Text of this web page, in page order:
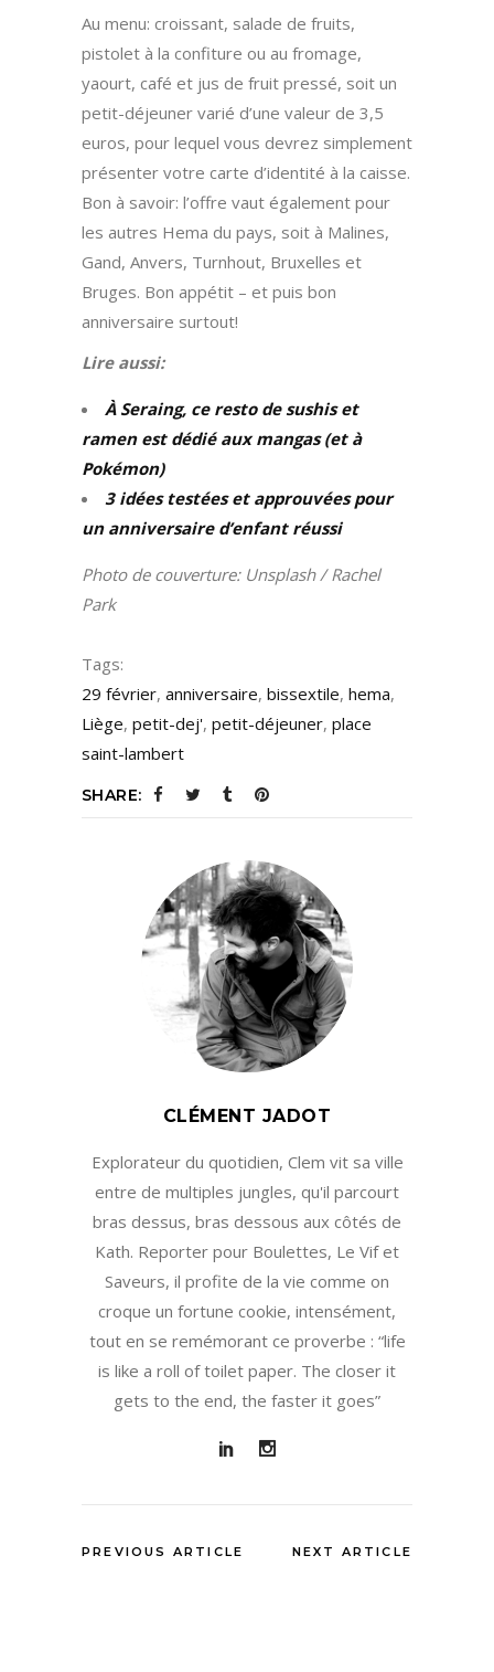
Au menu: croissant, salade de fruits,
pistolet à la confiture ou au fromage,
yaourt, café et jus de fruit pressé, soit un
petit-déjeuner varié d’une valeur de 3,5
euros, pour lequel vous devrez simplement
présenter votre carte d’identité à la caisse.
Bon à savoir: l’offre vaut également pour
les autres Hema du pays, soit à Malines,
Gand, Anvers, Turnhout, Bruxelles et
Bruges. Bon appétit – et puis bon
anniversaire surtout!
Lire aussi:
À Seraing, ce resto de sushis et
ramen est dédié aux mangas (et à
Pokémon)
3 idées testées et approuvées pour
un anniversaire d’enfant réussi
Photo de couverture: Unsplash / Rachel
Park
Tags:
29 février, anniversaire, bissextile, hema,
Liège, petit-dej', petit-déjeuner, place
saint-lambert
SHARE:
CLÉMENT JADOT
Explorateur du quotidien, Clem vit sa ville
entre de multiples jungles, qu'il parcourt
bras dessus, bras dessous aux côtés de
Kath. Reporter pour Boulettes, Le Vif et
Saveurs, il profite de la vie comme on
croque un fortune cookie, intensément,
tout en se remémorant ce proverbe : “life
is like a roll of toilet paper. The closer it
gets to the end, the faster it goes”
PREVIOUS ARTICLE NEXT ARTICLE